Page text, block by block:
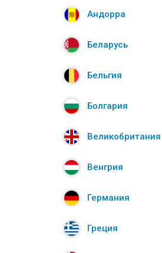
Андорра
Беларусь
Бельгия
Болгария
Великобритания
Венгрия
Германия
Греция